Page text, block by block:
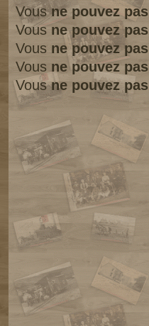
Vousne pouvez pas
Vousne pouvez pas
Vous ne pouvez pas
Vous ne pouvez pas
Vousne pouvez pas